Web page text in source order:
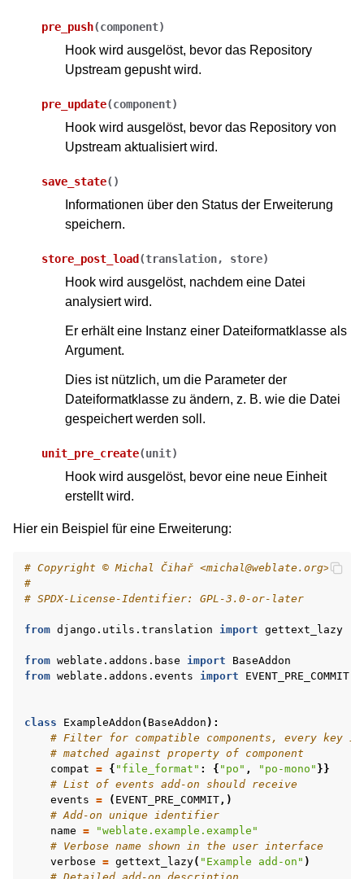
pre_push(component)
Hook wird ausgelöst, bevor das Repository
Upstream gepusht wird.
pre_update(component)
Hook wird ausgelöst, bevor das Repository von
Upstream aktualisiert wird.
save_state( )
Informationen über den Status der Erweiterung
speichern.
store_post_load (translation, store)
Hook wird ausgelöst, nachdem eine Datei
analysiert wird.
Er erhält eine Instanz einer Dateiformatklasse als
Argument.
Dies ist nützlich, um die Parameter der
Dateiformatklasse zu ändern, z. B. wie die Datei
gespeichert werden soll.
unit_pre_create(unit)
Hook wird ausgelöst, bevor eine neue Einheit
erstellt wird.
Hier ein Beispiel für eine Erweiterung:
# Copyright © Michal Čihař <michal@weblate.org>
#
# SPDX-License-Identifier: GPL-3.0-or-later
from django.utils.translation import gettext_lazy
from weblate.addons.base import
BaseAddon
from weblate.addons.events import EVENT_PRE_COMMIT
class ExampleAddon ( BaseAddon ):
# Filter for compatible components, every key is
# matched against property of component
compat = { "file_format" : { "po" , "po-mono" }}
# List of events add-on should receive
events = ( EVENT_PRE_COMMIT,)
# Add-on unique identifier
name =
"weblate.example.example"
# Verbose name shown in the user interface
verbose = gettext_lazy( "Example add-on" )